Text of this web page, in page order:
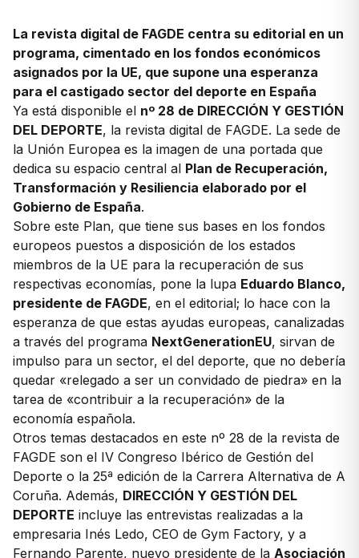
La revista digital de FAGDE centra su editorial en un
programa, cimentado en los fondos económicos
asignados por la UE, que supone una esperanza
para el castigado sector del deporte en España
Ya está disponible el nº 28 de DIRECCIÓN Y GESTIÓN
DEL DEPORTE, la revista digital de FAGDE. La sede de
la Unión Europea es la imagen de una portada que
dedica su espacio central al Plan de Recuperación,
Transformación y Resiliencia elaborado por el
Gobierno de España.
Sobre este Plan, que tiene sus bases en los fondos
europeos puestos a disposición de los estados
miembros de la UE para la recuperación de sus
respectivas economías, pone la lupa Eduardo Blanco,
presidente de FAGDE, en el editorial; lo hace con la
esperanza de que estas ayudas europeas, canalizadas
a través del programa NextGenerationEU, sirvan de
impulso para un sector, el del deporte, que no debería
quedar «relegado a ser un convidado de piedra» en la
tarea de «contribuir a la recuperación» de la
economía española.
Otros temas destacados en este nº 28 de la revista de
FAGDE son el IV Congreso Ibérico de Gestión del
Deporte o la 25ª edición de la Carrera Alternativa de A
Coruña. Además, DIRECCIÓN Y GESTIÓN DEL
DEPORTE incluye las entrevistas realizadas a la
empresaria Inés Ledo, CEO de Gym Factory, y a
Fernando Parente, nuevo presidente de la Asociación